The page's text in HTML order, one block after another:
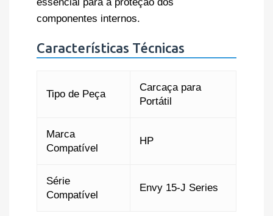
essencial para a proteção dos
componentes internos.
Características Técnicas
Tipo de Peça
Carcaça para
Portátil
Marca
Compatível
HP
Série
Compatível
Envy 15-J Series